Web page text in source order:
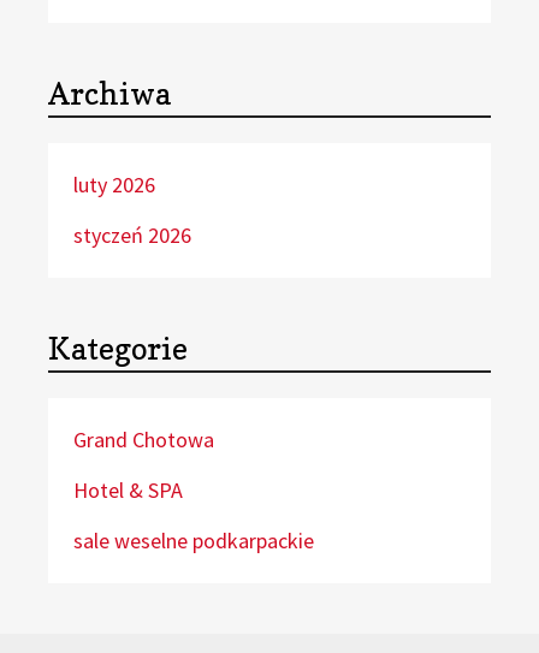
Archiwa
luty 2026
styczeń 2026
Kategorie
Grand Chotowa
Hotel & SPA
sale weselne podkarpackie